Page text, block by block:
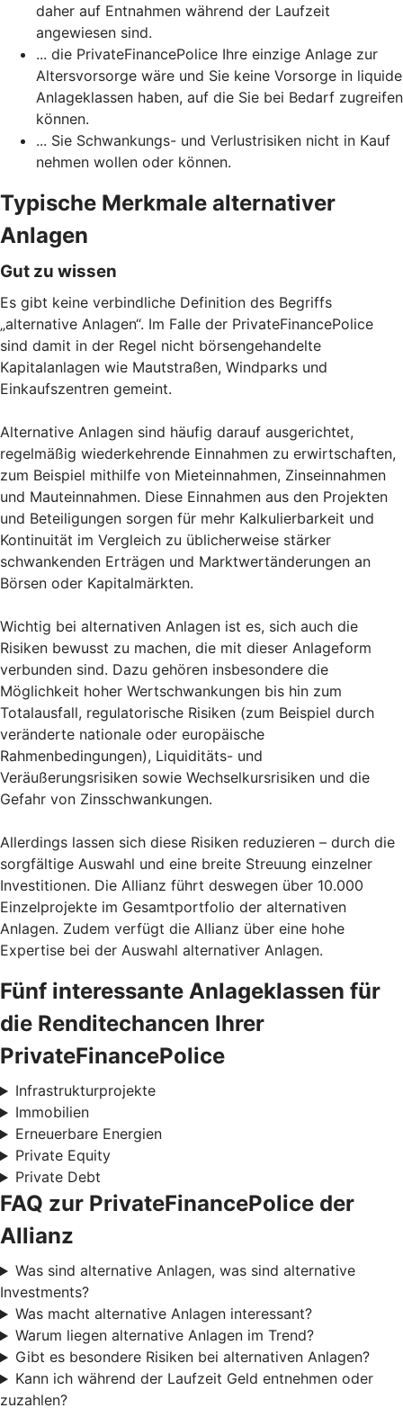
daher auf Entnahmen während der Laufzeit
angewiesen sind.
... die PrivateFinancePolice Ihre einzige Anlage zur
Altersvorsorge wäre und Sie keine Vorsorge in liquide
Anlageklassen haben, auf die Sie bei Bedarf zugreifen
können.
... Sie Schwankungs- und Verlustrisiken nicht in Kauf
nehmen wollen oder können.
Typische Merkmale alternativer
Anlagen
Gut zu wissen
Es gibt keine verbindliche Definition des Begriffs
„alternative Anlagen“. Im Falle der PrivateFinancePolice
sind damit in der Regel nicht börsengehandelte
Kapitalanlagen wie Mautstraßen, Windparks und
Einkaufszentren gemeint.
Alternative Anlagen sind häufig darauf ausgerichtet,
regelmäßig wiederkehrende Einnahmen zu erwirtschaften,
zum Beispiel mithilfe von Mieteinnahmen, Zinseinnahmen
und Mauteinnahmen. Diese Einnahmen aus den Projekten
und Beteiligungen sorgen für mehr Kalkulierbarkeit und
Kontinuität im Vergleich zu üblicherweise stärker
schwankenden Erträgen und Marktwertänderungen an
Börsen oder Kapitalmärkten.
Wichtig bei alternativen Anlagen ist es, sich auch die
Risiken bewusst zu machen, die mit dieser Anlageform
verbunden sind. Dazu gehören insbesondere die
Möglichkeit hoher Wertschwankungen bis hin zum
Totalausfall, regulatorische Risiken (zum Beispiel durch
veränderte nationale oder europäische
Rahmenbedingungen), Liquiditäts- und
Veräußerungsrisiken sowie Wechselkursrisiken und die
Gefahr von Zinsschwankungen.
Allerdings lassen sich diese Risiken reduzieren – durch die
sorgfältige Auswahl und eine breite Streuung einzelner
Investitionen. Die Allianz führt deswegen über 10.000
Einzelprojekte im Gesamtportfolio der alternativen
Anlagen. Zudem verfügt die Allianz über eine hohe
Expertise bei der Auswahl alternativer Anlagen.
Fünf interessante Anlageklassen für
die Renditechancen Ihrer
PrivateFinancePolice
Infrastrukturprojekte
Immobilien
Erneuerbare Energien
Private Equity
Private Debt
FAQ zur PrivateFinancePolice der
Allianz
Was sind alternative Anlagen, was sind alternative
Investments?
Was macht alternative Anlagen interessant?
Warum liegen alternative Anlagen im Trend?
Gibt es besondere Risiken bei alternativen Anlagen?
Kann ich während der Laufzeit Geld entnehmen oder
zuzahlen?